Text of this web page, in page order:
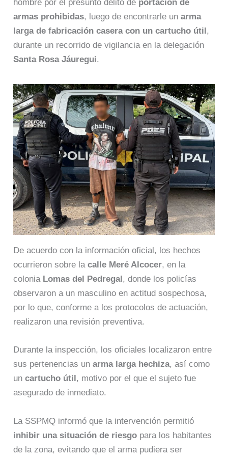
hombre por el presunto delito de portación de
armas prohibidas, luego de encontrarle unarma
larga de fabricación casera con un cartucho útil,
durante un recorrido de vigilancia en la delegación
Santa Rosa Jáuregui.
De acuerdo con la información oficial, los hechos
ocurrieron sobre lacalle Meré Alcocer, en la
colonia Lomas del Pedregal , donde los policías
observaron a un masculino en actitud sospechosa,
por lo que, conforme a los protocolos de actuación,
realizaron una revisión preventiva.
Durante la inspección, los oficiales localizaron entre
sus pertenencias unarma larga hechiza, así como
uncartucho útil , motivo por el que el sujeto fue
asegurado de inmediato.
La SSPMQ informó que la intervención permitió
inhibir una situación de riesgo para los habitantes
de la zona, evitando que el arma pudiera ser